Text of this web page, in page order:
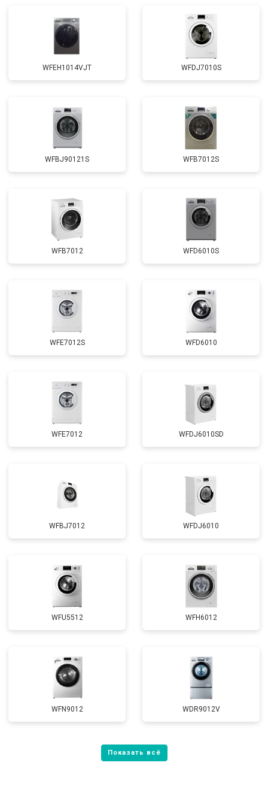
Замена амортизаторов от 2000 ₽ Заказать
Замена подшипников от 2800 ₽ Заказать
Замена мотора от 3800 ₽ Заказать
температуры
от 2200 ₽ Заказать
Замена блока управления от 3600 ₽ Заказать
Замена прессостата от 3350 ₽ Заказать
Замена сливного насоса от 3450 ₽
Замена сливного шланга от 2100 ₽ Заказать
Замена УБЛ от 2100 ₽ Заказать
Замена приводного ремня от 2550 ₽ Заказать
WFEH1014VJT WFDJ7010S
WFBJ90121S WFB7012S
WFB7012 WFD6010S
WFE7012S WFD6010
WFE7012 WFDJ6010SD
WFBJ7012 WFDJ6010
WFU5512 WFH6012
WFN9012 WDR9012V